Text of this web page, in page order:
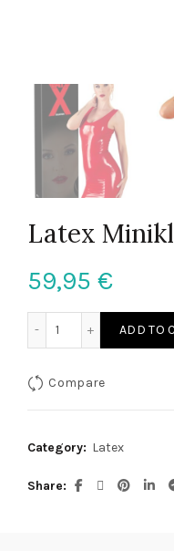
Latex
59,95 €
ADD TO
Compare
Category: Latex
Share